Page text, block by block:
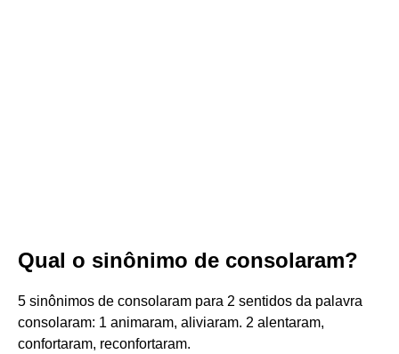
Qual o sinônimo de consolaram?
5 sinônimos de consolaram para 2 sentidos da palavra
consolaram: 1 animaram, aliviaram. 2 alentaram,
confortaram, reconfortaram.